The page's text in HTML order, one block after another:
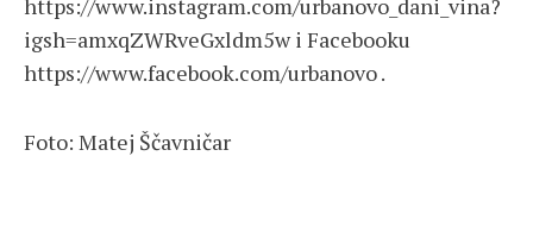
https://www.instagram.com/urbanovo_dani_vina?
igsh=amxqZWRveGxldm5w i Facebooku
https://www.facebook.com/urbanovo .
Foto: Matej Ščavničar